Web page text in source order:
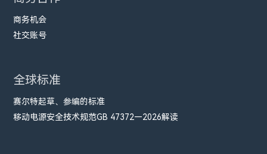
商务机会
社交账号
全球标准
赛尔特起草、参编的标准
移动电源安全技术规范GB 47372—2026解读